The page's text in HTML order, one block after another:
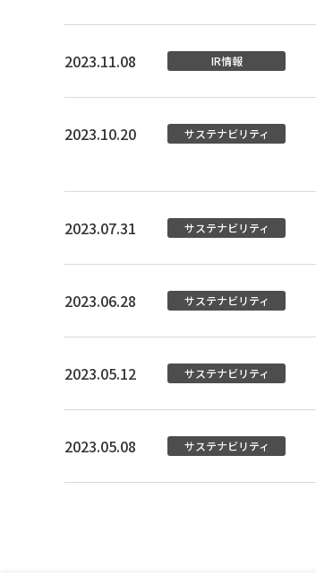
2023.11.08 IR情報
2023.10.20 サステナビリティ
2023.07.31 サステナビリティ
2023.06.28 サステナビリティ
2023.05.12 サステナビリティ
2023.05.08 サステナビリティ